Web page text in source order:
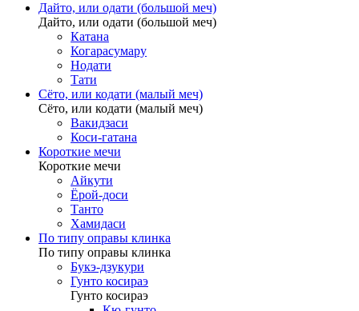
Дайто, или одати (большой меч)
Дайто, или одати (большой меч)
Катана
Когарасумару
Нодати
Тати
Сёто, или кодати (малый меч)
Сёто, или кодати (малый меч)
Вакидзаси
Коси-гатана
Короткие мечи
Короткие мечи
Айкути
Ёрой-доси
Танто
Хамидаси
По типу оправы клинка
По типу оправы клинка
Букэ-дзукури
Гунто косираэ
Гунто косираэ